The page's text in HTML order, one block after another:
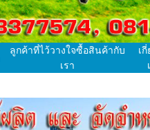
ลูกค้าที่ไว้วางใจซื้อสินค้ากับ
เรา
เ